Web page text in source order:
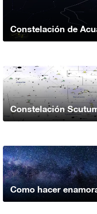
Constelación de
Constelación
Como hacer